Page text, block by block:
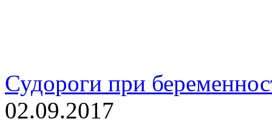
Судороги при
02.09.2017